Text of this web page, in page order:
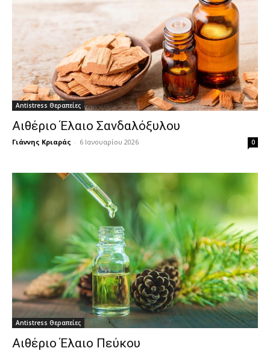
Antistress Θεραπείες
Αιθέριο Έλαιο Σανδαλόξυλου
Γιάννης Κριαράς - 6 Ιανουαρίου 2026 0
Antistress Θεραπείες
Αιθέριο Έλαιο Πεύκου